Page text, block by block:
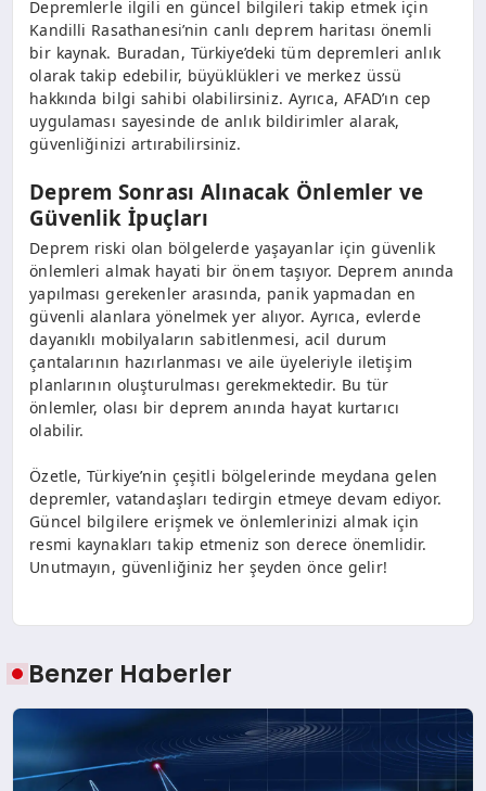
Depremlerle ilgili en güncel bilgileri takip etmek için
Kandilli Rasathanesi’nin canlı deprem haritası önemli
bir kaynak. Buradan, Türkiye’deki tüm depremleri anlık
olarak takip edebilir, büyüklükleri ve merkez üssü
hakkında bilgi sahibi olabilirsiniz. Ayrıca, AFAD’ın cep
uygulaması sayesinde de anlık bildirimler alarak,
güvenliğinizi artırabilirsiniz.
Deprem Sonrası Alınacak Önlemler ve
Güvenlik İpuçları
Deprem riski olan bölgelerde yaşayanlar için güvenlik
önlemleri almak hayati bir önem taşıyor. Deprem anında
yapılması gerekenler arasında, panik yapmadan en
güvenli alanlara yönelmek yer alıyor. Ayrıca, evlerde
dayanıklı mobilyaların sabitlenmesi, acil durum
çantalarının hazırlanması ve aile üyeleriyle iletişim
planlarının oluşturulması gerekmektedir. Bu tür
önlemler, olası bir deprem anında hayat kurtarıcı
olabilir.
Özetle, Türkiye’nin çeşitli bölgelerinde meydana gelen
depremler, vatandaşları tedirgin etmeye devam ediyor.
Güncel bilgilere erişmek ve önlemlerinizi almak için
resmi kaynakları takip etmeniz son derece önemlidir.
Unutmayın, güvenliğiniz her şeyden önce gelir!
Benzer Haberler